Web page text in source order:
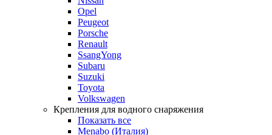
Opel
Peugeot
Porsche
Renault
SsangYong
Subaru
Suzuki
Toyota
Volkswagen
Крепления для водного снаряжения
Показать все
Menabo (Италия)